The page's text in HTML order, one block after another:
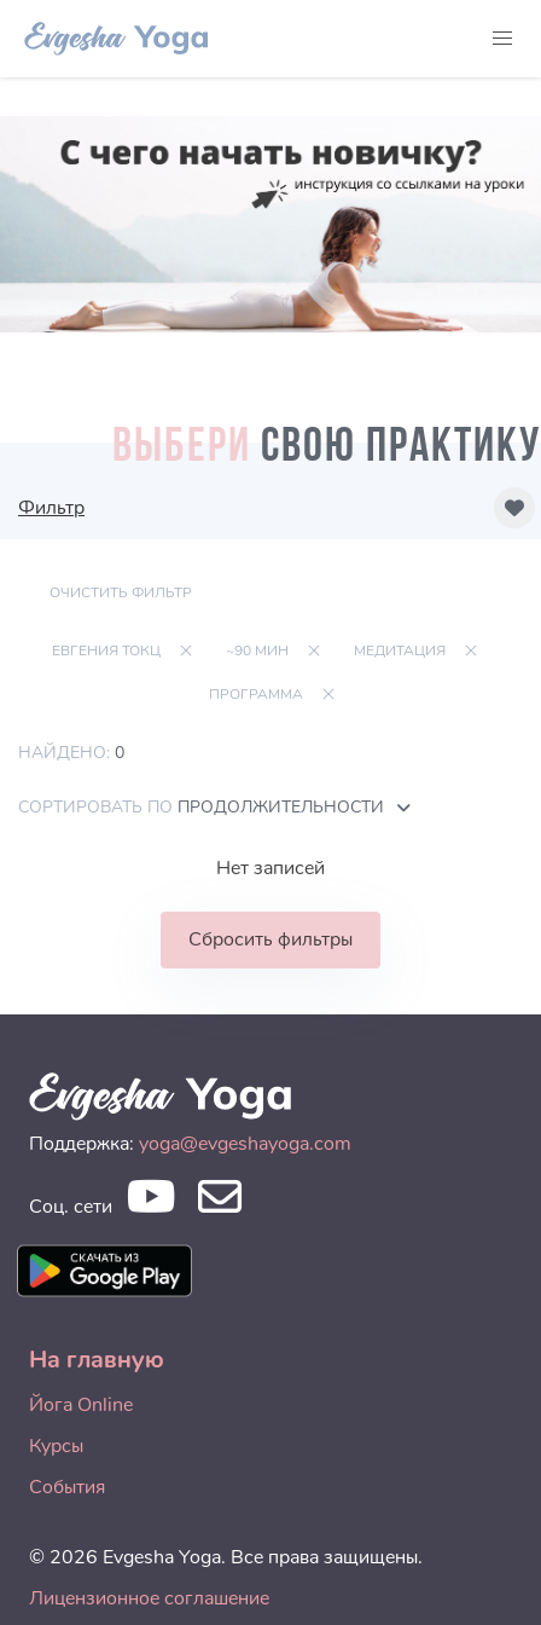
ВЫБЕРИ СВОЮ ПРАКТИКУ
Фильтр
ОЧИСТИТЬ ФИЛЬТР
ЕВГЕНИЯ ТОКЦ ~90 МИН МЕДИТАЦИЯ
ПРОГРАММА
НАЙДЕНО: 0
СОРТИРОВАТЬ ПО ПРОДОЛЖИТЕЛЬНОСТИ
Нет записей
Сбросить фильтры
Поддержка: yoga@evgeshayoga.com
Соц. сети
На главную
Йога Online
Курсы
События
© 2026 Evgesha Yoga. Все права защищены.
Лицензионное соглашение